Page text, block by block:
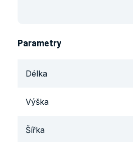
Parametry
Délka
Výška
Šířka